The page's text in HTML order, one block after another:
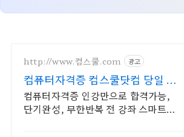
http://www.컴스쿨.com 광고
컴퓨터자격증 컴스쿨닷컴 당일 신
청&결제시 기프티콘!
컴퓨터자격증 인강만으로 합격가능,
단기완성, 무한반복 전 강좌 스마트폰